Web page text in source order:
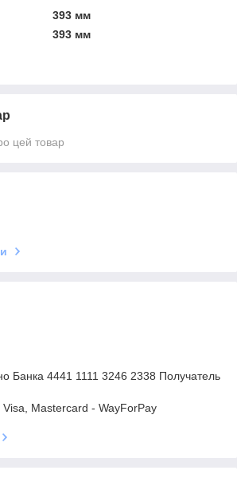
393 мм
393 мм
цей товар
Банка 4441 1111 3246 2338 Получатель
Mastercard - WayForPay